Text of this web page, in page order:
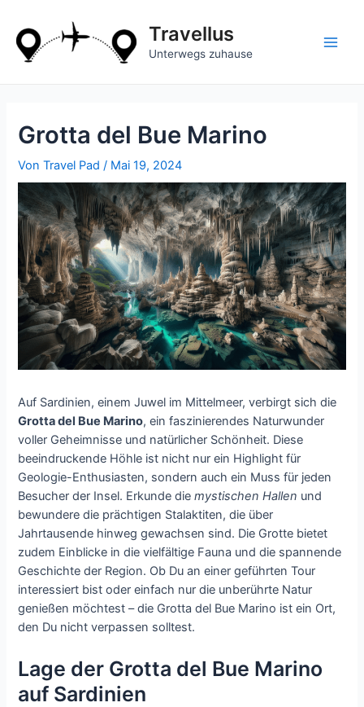
Inhalt
springen
Travellus
Unterwegs zuhause
Grotta del Bue Marino
VonTravel Pad/ Mai 19, 2024
Auf Sardinien, einem Juwel im Mittelmeer, verbirgt sich die
Grotta del Bue Marino, ein faszinierendes Naturwunder
voller Geheimnisse und natürlicher Schönheit. Diese
beeindruckende Höhle ist nicht nur ein Highlight für
Geologie-Enthusiasten, sondern auch ein Muss für jeden
Besucher der Insel. Erkunde diemystischen Hallen und
bewundere die prächtigen Stalaktiten, die über
Jahrtausende hinweg gewachsen sind. Die Grotte bietet
zudem Einblicke in die vielfältige Fauna und die spannende
Geschichte der Region. Ob Du an einer geführten Tour
interessiert bist oder einfach nur die unberührte Natur
genießen möchtest – die Grotta del Bue Marino ist ein Ort,
den Du nicht verpassen solltest.
Lage der Grotta del Bue Marino
auf Sardinien